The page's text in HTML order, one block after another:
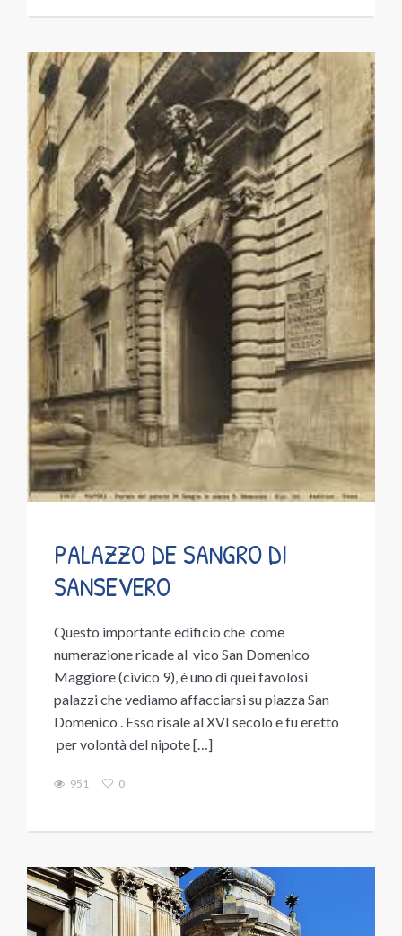
PALAZZO DE SANGRO DI
SANSEVERO
Questo importante edificio che come
numerazione ricade al vico San Domenico
Maggiore (civico 9), è uno di quei favolosi
palazzi che vediamo affacciarsi su piazza San
Domenico . Esso risale al XVI secolo e fu eretto
per volontà del nipote […]
951 0